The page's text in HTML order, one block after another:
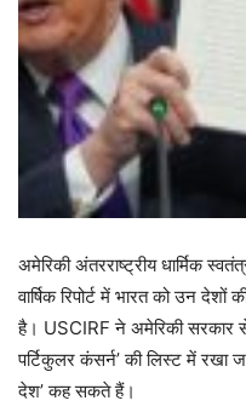
अमेरिकी अंतरराष्ट्रीय धार्मिक
वार्षिक रिपोर्ट में भारत को उन
है। USCIRF ने अमेरिकी सरकार
पर्टिकुलर कंसर्न’ की लिस्ट में रखा
देश’ कह सकते हैं।